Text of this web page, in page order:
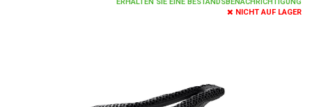
NICHT AUF LAGER